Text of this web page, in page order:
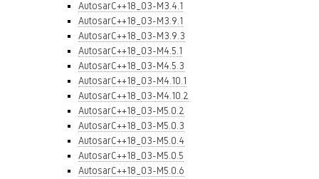
AutosarC++18_03-M3.4.1
AutosarC++18_03-M3.9.1
AutosarC++18_03-M3.9.3
AutosarC++18_03-M4.5.1
AutosarC++18_03-M4.5.3
AutosarC++18_03-M4.10.1
AutosarC++18_03-M4.10.2
AutosarC++18_03-M5.0.2
AutosarC++18_03-M5.0.3
AutosarC++18_03-M5.0.4
AutosarC++18_03-M5.0.5
AutosarC++18_03-M5.0.6